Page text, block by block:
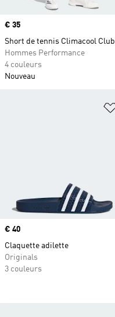
Prix
€ 35
Short de tennis Climacool Club
Hommes Performance
4 couleurs
Nouveau
Prix
€ 40
Claquette adilette
Originals
3 couleurs